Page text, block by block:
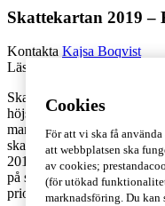
Skattekartan 2019
Kontakta Kajsa Boqvist
Lästid: 1 min
Skattefrågorna har en
höjs nu även för en större
mandatperiod. För att ta
skatteutmaningen inleder
2019", där syftet är att få
på skattepolitiken framåt.
prioriterade och vilka
Cookies
För att vi ska få
att webbplatsen ska
av cookies;
(för utökad
marknadsföring. Du